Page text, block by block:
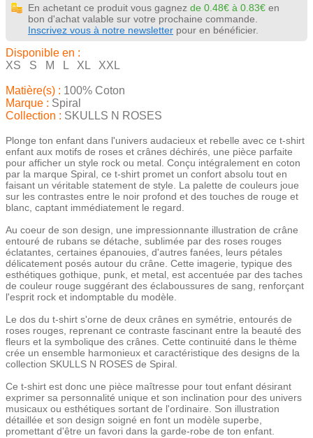
En achetant ce produit vous gagnez de 0.48€ à 0.83€ en
bon d'achat valable sur votre prochaine commande.
Inscrivez vous à notre newsletter pour en bénéficier.
Disponible en :
XS S M L XL XXL
Matière(s) : 100% Coton
Marque : Spiral
Collection : SKULLS N ROSES
Plonge ton enfant dans l'univers audacieux et rebelle avec ce t-shirt
enfant aux motifs de roses et crânes déchirés, une pièce parfaite
pour afficher un style rock ou metal. Conçu intégralement en coton
par la marque Spiral, ce t-shirt promet un confort absolu tout en
faisant un véritable statement de style. La palette de couleurs joue
sur les contrastes entre le noir profond et des touches de rouge et
blanc, captant immédiatement le regard.
Au coeur de son design, une impressionnante illustration de crâne
entouré de rubans se détache, sublimée par des roses rouges
éclatantes, certaines épanouies, d'autres fanées, leurs pétales
délicatement posés autour du crâne. Cette imagerie, typique des
esthétiques gothique, punk, et metal, est accentuée par des taches
de couleur rouge suggérant des éclaboussures de sang, renforçant
l'esprit rock et indomptable du modèle.
Le dos du t-shirt s'orne de deux crânes en symétrie, entourés de
roses rouges, reprenant ce contraste fascinant entre la beauté des
fleurs et la symbolique des crânes. Cette continuité dans le thème
crée un ensemble harmonieux et caractéristique des designs de la
collection SKULLS N ROSES de Spiral.
Ce t-shirt est donc une pièce maîtresse pour tout enfant désirant
exprimer sa personnalité unique et son inclination pour des univers
musicaux ou esthétiques sortant de l'ordinaire. Son illustration
détaillée et son design soigné en font un modèle superbe,
promettant d'être un favori dans la garde-robe de ton enfant.